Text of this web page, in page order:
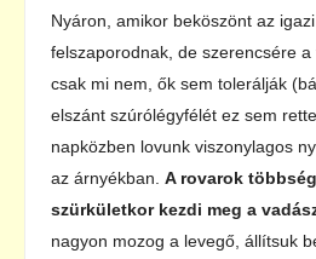
Nyáron, amikor beköszönt az
felszaporodnak, de szerencsére
csak mi nem, ők sem tolerálják
elszánt szúrólégyfélét ez sem
napközben lovunk viszonylagos
az árnyékban. A rovarok
szürkületkor kezdi meg a
nagyon mozog a levegő, állítsuk